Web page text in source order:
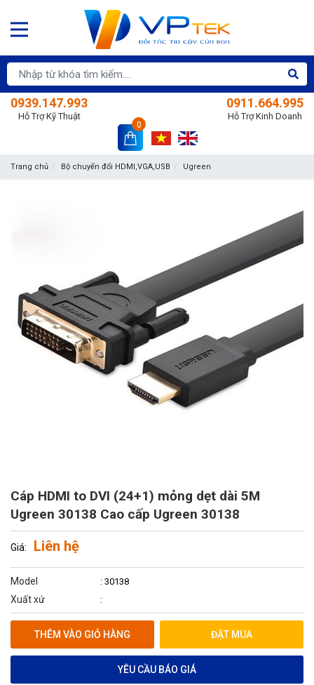
0939.147.993
Hỗ Trợ Kỹ Thuật
0911.664.995
Hỗ Trợ Kinh Doanh
0
Trang chủ Bộ chuyển đổi HDMI,VGA,USB Ugreen
Cáp HDMI to DVI (24+1) mỏng dẹt dài 5M
Ugreen 30138 Cao cấp Ugreen 30138
Giá: Liên hệ
Model : 30138
Xuất xứ :
THÊM VÀO GIỎ HÀNG ĐẶT MUA
YÊU CẦU BÁO GIÁ